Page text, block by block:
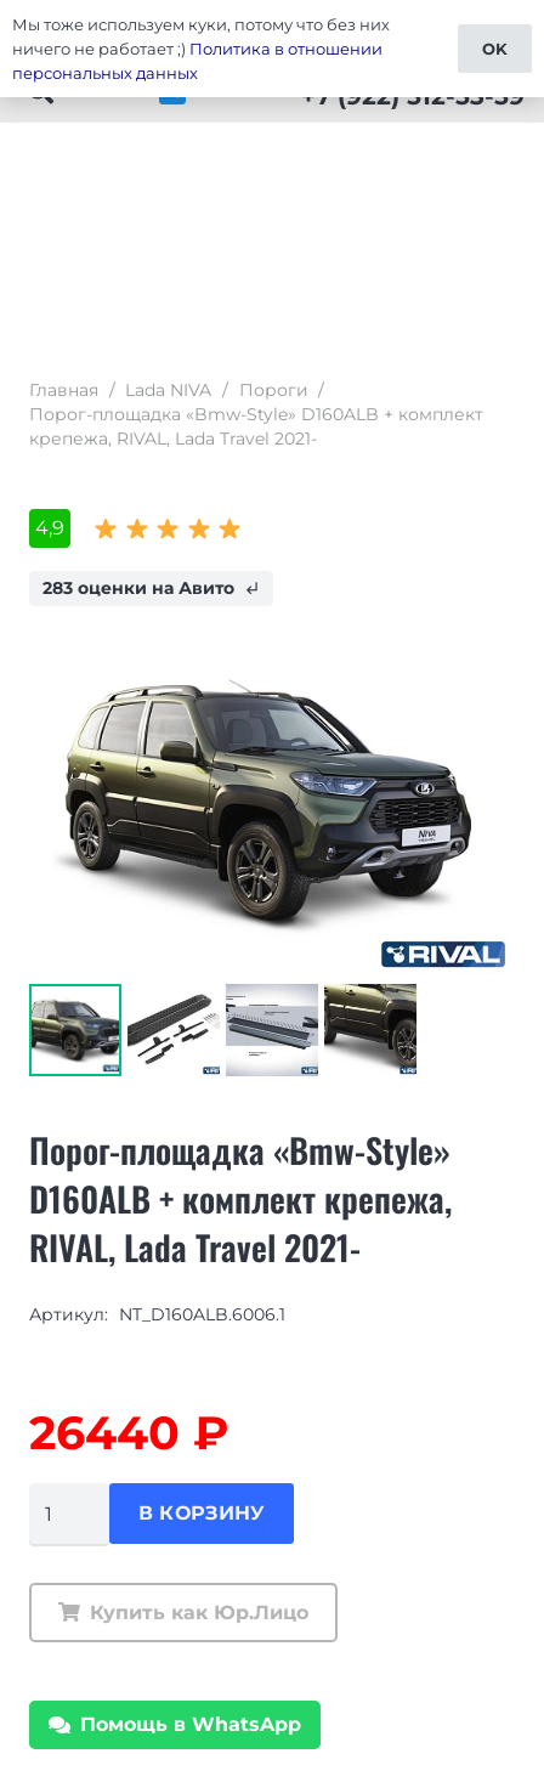
Тюнинг Lada NIVA
+7 (922) 512-53-59
Главная / Lada NIVA / Пороги /
Порог-площадка «Bmw-Style» D160ALB + комплект
крепежа, RIVAL, Lada Travel 2021-
4,9
283 оценки на Авито subdirectory_arrow_left
Порог-площадка «Bmw-Style»
D160ALB + комплект крепежа,
RIVAL, Lada Travel 2021-
Артикул: NT_D160ALB.6006.1
26440 ₽
площадка
"Bmw-
D160ALB
В КОРЗИНУ
Купить как Юр.Лицо
Помощь в WhatsApp
Мы тоже используем куки, потому что без них
ничего не работает ;) Политика в отношении
персональных данных
OK